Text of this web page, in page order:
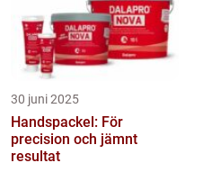
30 juni 2025
Handspackel: För
precision och jämnt
resultat